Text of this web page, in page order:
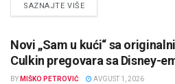
SAZNAJTE VIŠEDETAILS
Novi „Sam u kući“ sa
Culkin pregovara sa Disney-
BY MIŠKO PETROVIĆ AVGUST 1, 2026